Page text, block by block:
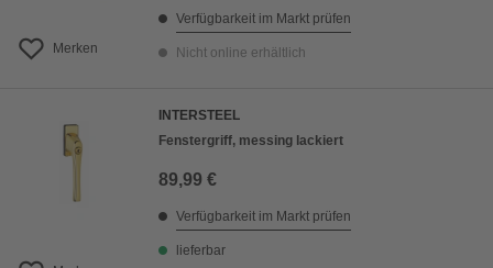
Merken
Verfügbarkeit im Markt prüfen
Nicht online erhältlich
INTERSTEEL
Fenstergriff, messing lackiert
89,99 €
Verfügbarkeit im Markt prüfen
lieferbar